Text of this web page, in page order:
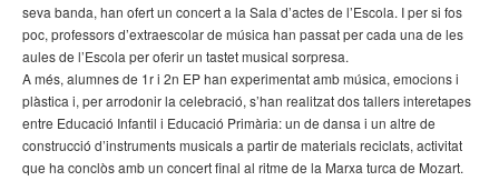
seva banda, han ofert un concert a la Sala d’actes de l’Escola. I per si fos
poc, professors d’extraescolar de música han passat per cada una de les
aules de l’Escola per oferir un tastet musical sorpresa.
A més, alumnes de 1r i 2n EP han experimentat amb música, emocions i
plàstica i, per arrodonir la celebració, s’han realitzat dos tallers interetapes
entre Educació Infantil i Educació Primària: un de dansa i un altre de
construcció d’instruments musicals a partir de materials reciclats, activitat
que ha conclòs amb un concert final al ritme de la Marxa turca de Mozart.